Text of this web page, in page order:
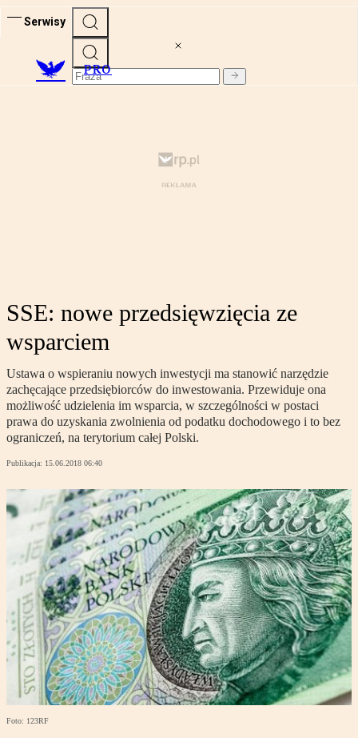
Serwisy
PRO
SSE: nowe przedsięwzięcia ze
wsparciem
Ustawa o wspieraniu nowych inwestycji ma stanowić narzędzie
zachęcające przedsiębiorców do inwestowania. Przewiduje ona
możliwość udzielenia im wsparcia, w szczególności w postaci
prawa do uzyskania zwolnienia od podatku dochodowego i to bez
ograniczeń, na terytorium całej Polski.
Publikacja: 15.06.2018 06:40
Foto: 123RF